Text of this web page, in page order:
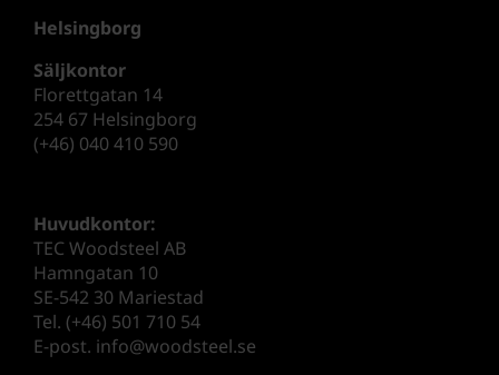
Helsingborg
Säljkontor
Florettgatan 14
254 67 Helsingborg
(+46) 040 410 590
Huvudkontor:
TEC Woodsteel AB
Hamngatan 10
SE-542 30 Mariestad
Tel. (+46) 501 710 54
E-post. info@woodsteel.se